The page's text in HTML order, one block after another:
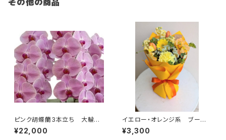
その他の商品
ピンク胡蝶蘭3本立ち 大輪30
輪 送料別・ラッピング代別・札
代別
¥22,000
イエロー・オレンジ系 ブーケタ
イプ 送料別
¥3,300